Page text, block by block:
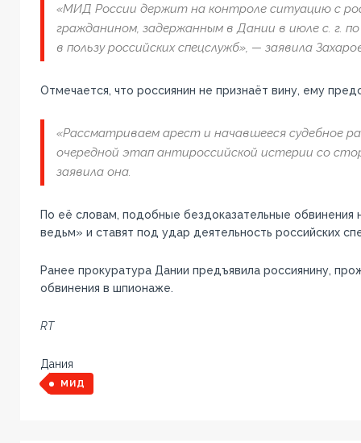
«МИД России держит на контроле ситуацию с
гражданином, задержанным в Дании в июле с. г.
в пользу российских спецслужб», — заявила
Отмечается, что россиянин не признаёт вину, ему
«Рассматриваем арест и начавшееся судебное
очередной этап антироссийской истерии со
заявила она.
По её словам, подобные бездоказательные обвинения
ведьм» и ставят под удар деятельность российских
Ранее прокуратура Дании предъявила россиянину,
обвинения в шпионаже.
RT
Дания
МИД